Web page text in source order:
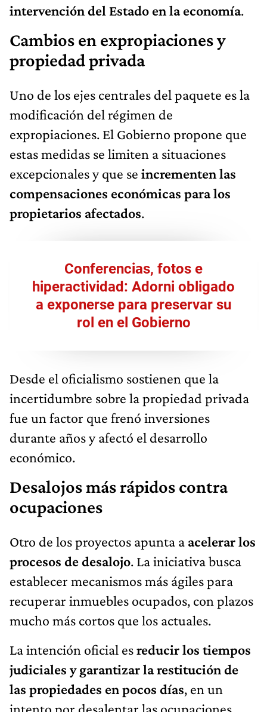
intervención del Estado en la economía.
Cambios en expropiaciones y
propiedad privada
Uno de los ejes centrales del paquete es la
modificación del régimen de
expropiaciones. El Gobierno propone que
estas medidas se limiten a situaciones
excepcionales y que se incrementen las
compensaciones económicas para los
propietarios afectados.
Conferencias, fotos e
hiperactividad: Adorni obligado
a exponerse para preservar su
rol en el Gobierno
Desde el oficialismo sostienen que la
incertidumbre sobre la propiedad privada
fue un factor que frenó inversiones
durante años y afectó el desarrollo
económico.
Desalojos más rápidos contra
ocupaciones
Otro de los proyectos apunta a acelerar los
procesos de desalojo. La iniciativa busca
establecer mecanismos más ágiles para
recuperar inmuebles ocupados, con plazos
mucho más cortos que los actuales.
La intención oficial esreducir los tiempos
judiciales y garantizar la restitución de
las propiedades en pocos días, en un